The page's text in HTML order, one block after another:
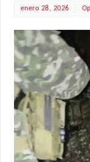
enero 28, 2026